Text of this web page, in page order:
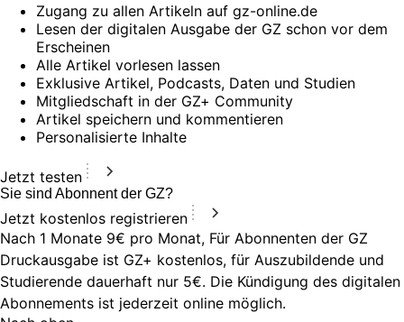
Zugang zu allen Artikeln auf gz-online.de
Lesen der digitalen Ausgabe der GZ schon vor dem
Erscheinen
Alle Artikel vorlesen lassen
Exklusive Artikel, Podcasts, Daten und Studien
Mitgliedschaft in der GZ+ Community
Artikel speichern und kommentieren
Personalisierte Inhalte
Jetzt testen
Sie sind Abonnent der GZ?
Jetzt kostenlos registrieren
Nach 1 Monate 9€ pro Monat, Für Abonnenten der GZ
Druckausgabe ist GZ+ kostenlos, für Auszubildende und
Studierende dauerhaft nur 5€. Die Kündigung des digitalen
Abonnements ist jederzeit online möglich.